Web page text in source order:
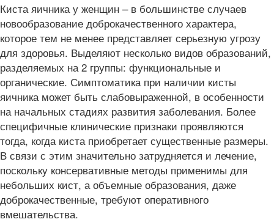
Киста яичника у женщин – в большинстве случаев
новообразование доброкачественного характера,
которое тем не менее представляет серьезную угрозу
для здоровья. Выделяют несколько видов образований,
разделяемых на 2 группы: функциональные и
органические. Симптоматика при наличии кисты
яичника может быть слабовыраженной, в особенности
на начальных стадиях развития заболевания. Более
специфичные клинические признаки проявляются
тогда, когда киста приобретает существенные размеры.
В связи с этим значительно затрудняется и лечение,
поскольку консервативные методы применимы для
небольших кист, а объемные образования, даже
доброкачественные, требуют оперативного
вмешательства.